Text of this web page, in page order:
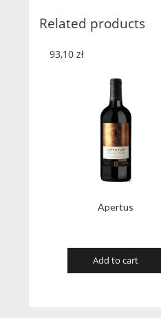
Related products
Apertus
93,10 zł
Add to cart